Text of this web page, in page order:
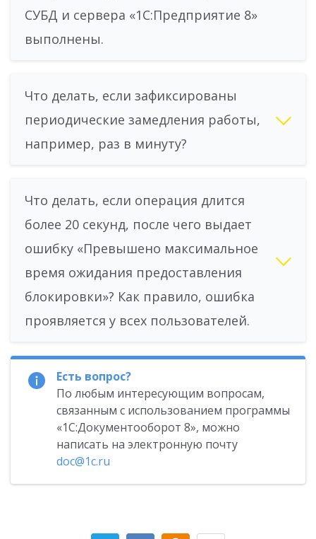
СУБД и сервера «1С:Предприятие 8»
выполнены.
Что делать, если зафиксированы
периодические замедления работы,
например, раз в минуту?
Что делать, если операция длится
более 20 секунд, после чего выдает
ошибку «Превышено максимальное
время ожидания предоставления
блокировки»? Как правило, ошибка
проявляется у всех пользователей.
Есть вопрос?
По любым интересующим вопросам,
связанным с использованием программы
«1С:Документооборот 8», можно
написать на электронную почту
doc@1c.ru